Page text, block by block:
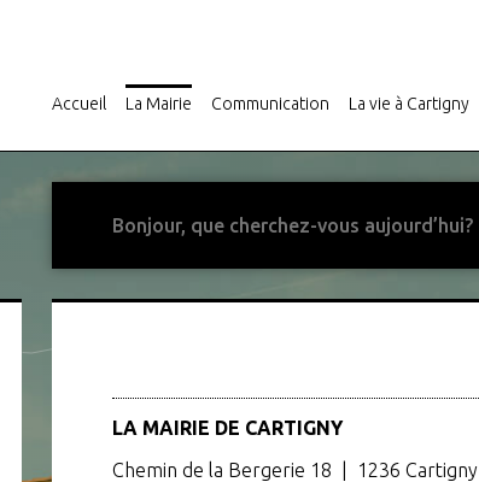
Accueil La Mairie Communication La vie à Cartigny
Fermeture estivale de la
Fête du 1er août aux Roches
LA MAIRIE DE CARTIGNY
Chemin de la Bergerie 18 | 1236 Cartigny